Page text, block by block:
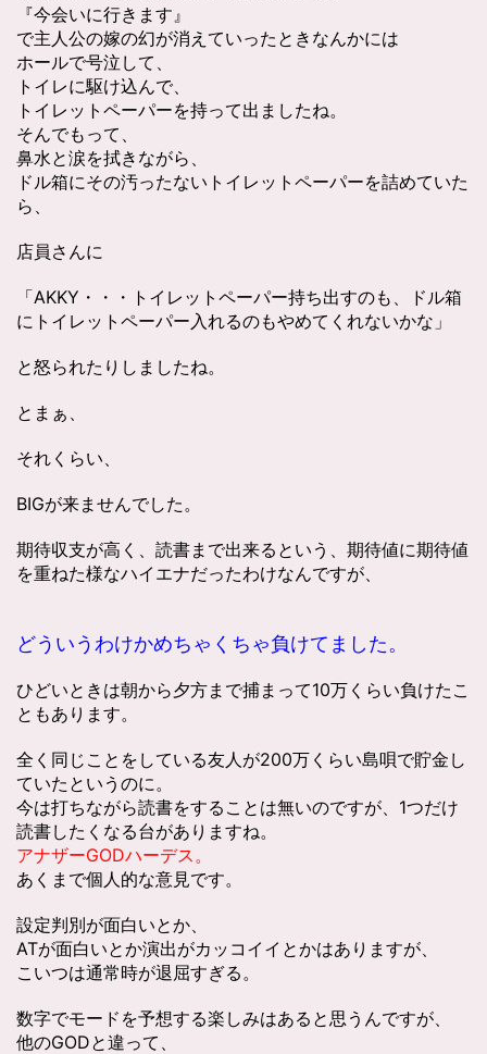
『今会いに行きます』
で主人公の嫁の幻が消えていったときなんかには
ホールで号泣して、
トイレに駆け込んで、
トイレットペーパーを持って出ましたね。
そんでもって、
鼻水と涙を拭きながら、
ドル箱にその汚ったないトイレットペーパーを詰めていた
ら、
店員さんに
「AKKY・・・トイレットペーパー持ち出すのも、ドル箱
にトイレットペーパー入れるのもやめてくれないかな」
と怒られたりしましたね。
とまぁ、
それくらい、
BIGが来ませんでした。
期待収支が高く、読書まで出来るという、期待値に期待値
を重ねた様なハイエナだったわけなんですが、
どういうわけかめちゃくちゃ負けてました。
ひどいときは朝から夕方まで捕まって10万くらい負けたこ
ともあります。
全く同じことをしている友人が200万くらい島唄で貯金し
ていたというのに。
今は打ちながら読書をすることは無いのですが、1つだけ
読書したくなる台がありますね。
アナザーGODハーデス。
あくまで個人的な意見です。
設定判別が面白いとか、
ATが面白いとか演出がカッコイイとかはありますが、
こいつは通常時が退屈すぎる。
数字でモードを予想する楽しみはあると思うんですが、
他のGODと違って、